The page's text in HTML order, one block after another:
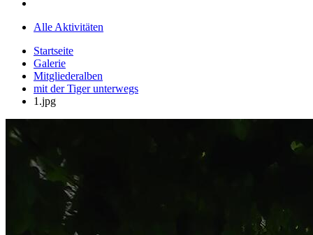
Alle Aktivitäten
Startseite
Galerie
Mitgliederalben
mit der Tiger unterwegs
1.jpg